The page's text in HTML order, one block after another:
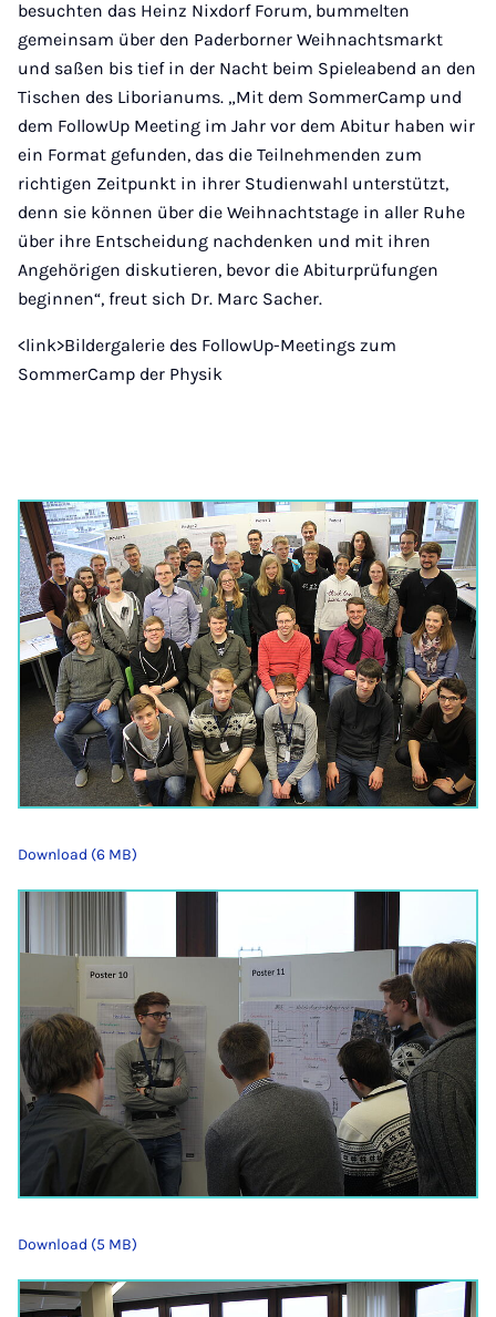
besuchten das Heinz Nixdorf Forum, bummelten
gemeinsam über den Paderborner Weihnachtsmarkt
und saßen bis tief in der Nacht beim Spieleabend an den
Tischen des Liborianums. „Mit dem SommerCamp und
dem FollowUp Meeting im Jahr vor dem Abitur haben wir
ein Format gefunden, das die Teilnehmenden zum
richtigen Zeitpunkt in ihrer Studienwahl unterstützt,
denn sie können über die Weihnachtstage in aller Ruhe
über ihre Entscheidung nachdenken und mit ihren
Angehörigen diskutieren, bevor die Abiturprüfungen
beginnen“, freut sich Dr. Marc Sacher.
<link>Bildergalerie des FollowUp-Meetings zum
SommerCamp der Physik
Download (6 MB)
Download (5 MB)